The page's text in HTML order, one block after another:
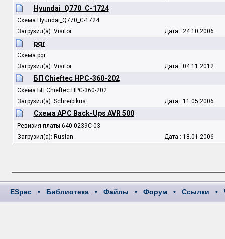
Hyundai_Q770_C-1724
Схема Hyundai_Q770_C-1724
Загрузил(а): Visitor
Дата : 24.10.2006
pqr
Схема pqr
Загрузил(а): Visitor
Дата : 04.11.2012
БП Chieftec HPC-360-202
Схема БП Chieftec HPC-360-202
Загрузил(а): Schreibikus
Дата : 11.05.2006
Схема APC Back-Ups AVR 500
Ревизия платы 640-0239C-03
Загрузил(а): Ruslan
Дата : 18.01.2006
ESpec • Библиотека • Файлы • Форум • Ссылки •